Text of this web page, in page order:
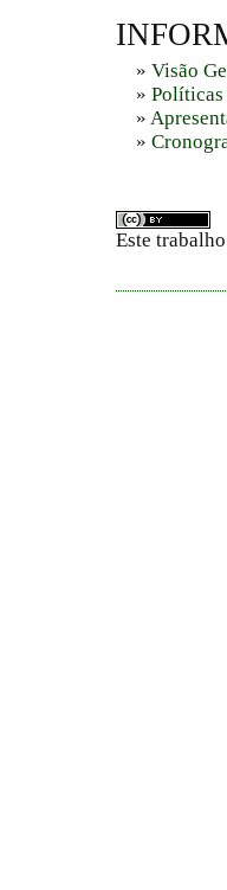
» Visão
» Políticas
»
»
Este